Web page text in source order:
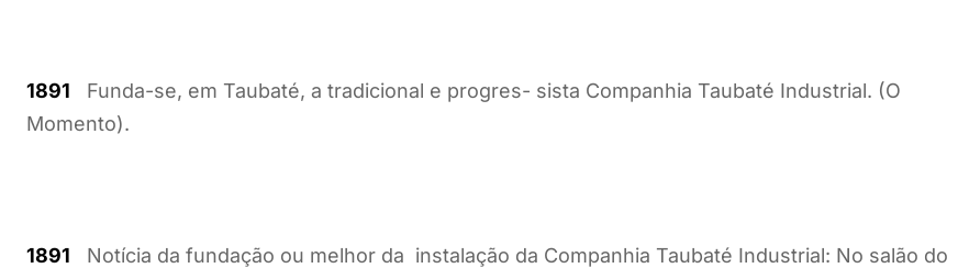
1891 Funda-se, em Taubaté, a tradicional e progres- sista Companhia Taubaté Industrial. (O
Momento).
1891 Notícia da fundação ou melhor da instalação da Companhia Taubaté Industrial: No salão do